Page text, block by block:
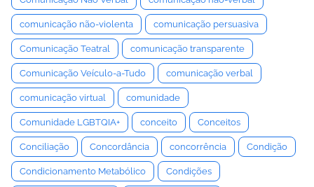
comunicação não-violenta comunicação persuasiva
Comunicação Teatral comunicação transparente
Comunicação Veículo-a-Tudo comunicação verbal
comunicação virtual comunidade
Comunidade LGBTQIA+ conceito Conceitos
Conciliação Concordância concorrência Condição
Condicionamento Metabólico Condições